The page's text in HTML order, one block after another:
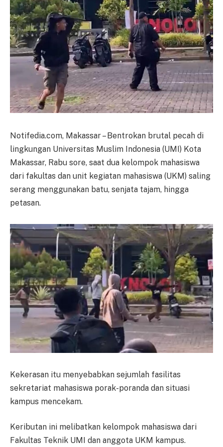
Notifedia.com, Makassar – Bentrokan brutal pecah di
lingkungan Universitas Muslim Indonesia (UMI) Kota
Makassar, Rabu sore, saat dua kelompok mahasiswa
dari fakultas dan unit kegiatan mahasiswa (UKM) saling
serang menggunakan batu, senjata tajam, hingga
petasan.
Kekerasan itu menyebabkan sejumlah fasilitas
sekretariat mahasiswa porak-poranda dan situasi
kampus mencekam.
Keributan ini melibatkan kelompok mahasiswa dari
Fakultas Teknik UMI dan anggota UKM kampus.